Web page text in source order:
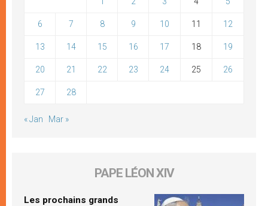
6 7 8 9 10 11 12
13 14 15 16 17 18 19
20 21 22 23 24 25 26
27 28
« Jan Mar »
PAPE LÉON XIV
Les prochains grands